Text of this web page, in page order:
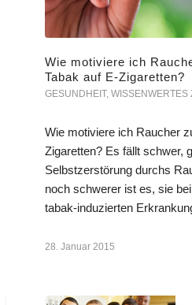
Wie motiviere ich
Tabak auf E-Zigaretten?
GESUNDHEIT, WISSENWERTES
Wie motiviere ich Raucher
Zigaretten? Es fällt schwer,
Selbstzerstörung durchs
noch schwerer ist es, sie
tabak-induzierten
28. Januar 2015